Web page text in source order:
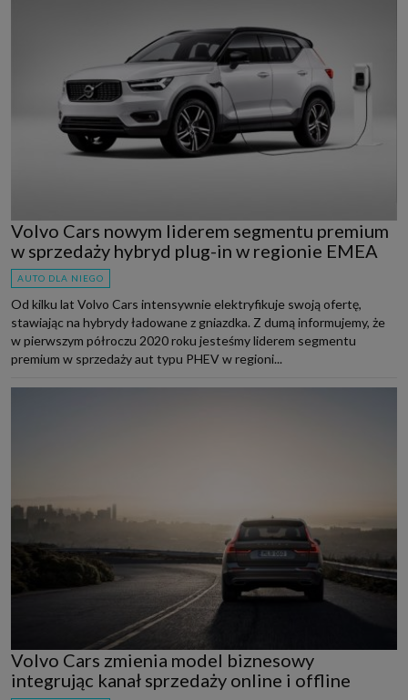
Volvo Cars nowym liderem segmentu premium
w sprzedaży hybryd plug-in w regionie EMEA
AUTO DLA NIEGO
Od kilku lat Volvo Cars intensywnie elektryfikuje swoją ofertę,
stawiając na hybrydy ładowane z gniazdka. Z dumą informujemy, że
w pierwszym półroczu 2020 roku jesteśmy liderem segmentu
premium w sprzedaży aut typu PHEV w regioni...
Volvo Cars zmienia model biznesowy
integrując kanał sprzedaży online i offline